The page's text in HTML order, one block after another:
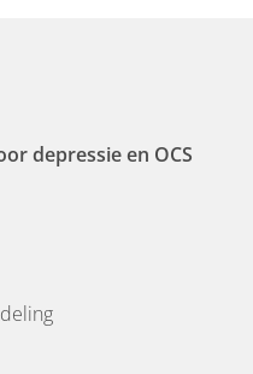
depressie en OCS